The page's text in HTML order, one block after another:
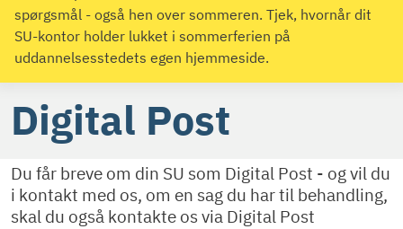
spørgsmål - også hen over sommeren. Tjek, hvornår dit
SU-kontor holder lukket i sommerferien på
uddannelsesstedets egen hjemmeside.
Digital Post
Du får breve om din SU som Digital Post - og vil du
i kontakt med os, om en sag du har til behandling,
skal du også kontakte os via Digital Post